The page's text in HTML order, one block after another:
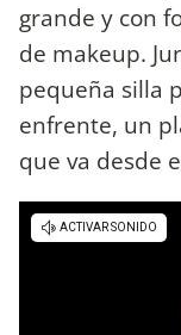
grande y con
de makeup.
pequeña silla
enfrente, un
que va desde